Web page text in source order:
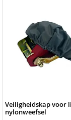
Veiligheidskap voor
nylonweefsel